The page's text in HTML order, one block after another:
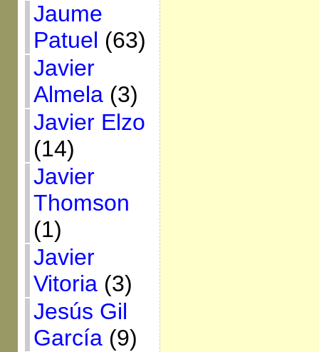
Jaume
Patuel (63)
Javier
Almela(3)
Javier Elzo
(14)
Javier
Thomson
(1)
Javier
Vitoria(3)
Jesús Gil
García(9)